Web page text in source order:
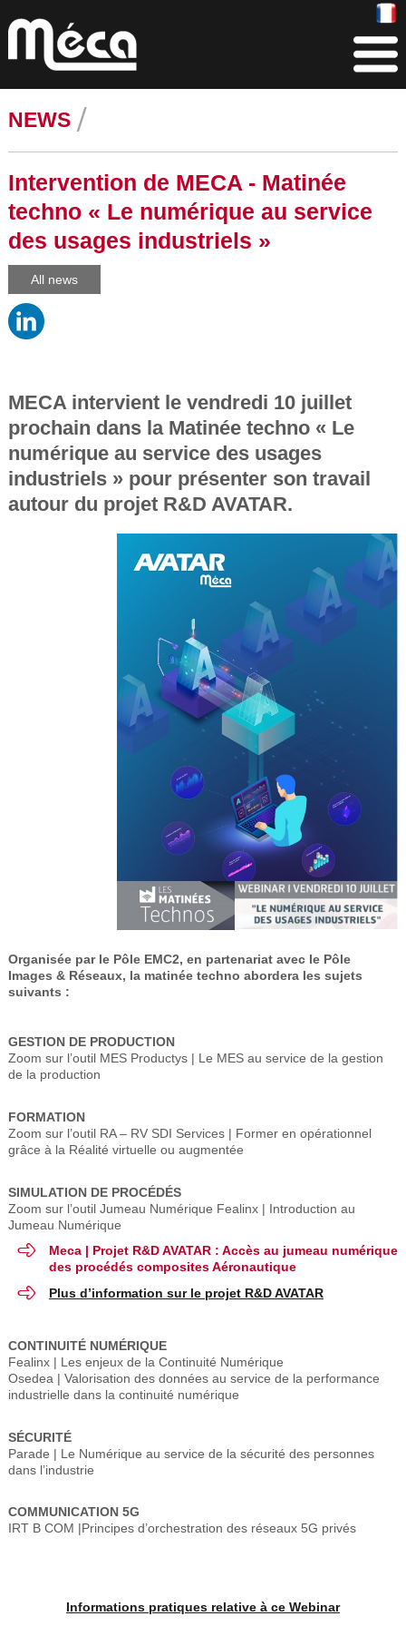
NEWS
Intervention de MECA - Matinée
techno « Le numérique au service
des usages industriels »
All news
MECA intervient le vendredi 10 juillet
prochain dans la Matinée techno « Le
numérique au service des usages
industriels » pour présenter son travail
autour du projet R&D AVATAR.
Organisée par le Pôle EMC2, en partenariat avec le Pôle
Images & Réseaux, la matinée techno abordera les sujets
suivants :
GESTION DE PRODUCTION
Zoom sur l’outil MES Productys | Le MES au service de la gestion
de la production
FORMATION
Zoom sur l’outil RA – RV SDI Services | Former en opérationnel
grâce à la Réalité virtuelle ou augmentée
SIMULATION DE PROCÉDÉS
Zoom sur l’outil Jumeau Numérique Fealinx | Introduction au
Jumeau Numérique
Meca | Projet R&D AVATAR : Accès au jumeau numérique
des procédés composites Aéronautique
Plus d’information sur le projet R&D AVATAR
CONTINUITÉ NUMÉRIQUE
Fealinx | Les enjeux de la Continuité Numérique
Osedea | Valorisation des données au service de la performance
industrielle dans la continuité numérique
SÉCURITÉ
Parade | Le Numérique au service de la sécurité des personnes
dans l’industrie
COMMUNICATION 5G
IRT B COM |Principes d’orchestration des réseaux 5G privés
Informations pratiques relative à ce Webinar